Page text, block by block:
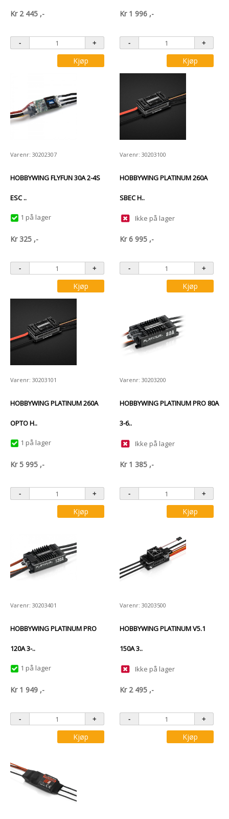
Kr 2 445 ,-
Kjøp
Kr 1 996 ,-
Kjøp
Varenr: 30202307
HOBBYWING FLYFUN 30A 2-4S
ESC ..
1 på lager
Kr325 ,-
Kjøp
Varenr: 30203100
HOBBYWING PLATINUM 260A
SBEC H..
Ikke på lager
Kr6 995 ,-
Kjøp
Varenr: 30203101
HOBBYWING PLATINUM 260A
OPTO H..
1 på lager
Kr5 995 ,-
Kjøp
Varenr: 30203200
HOBBYWING PLATINUM PRO 80A
3-6..
Ikke på lager
Kr 1 385 ,-
Kjøp
Varenr: 30203401
HOBBYWING PLATINUM PRO
120A 3-..
1 på lager
Kr 1 949 ,-
Kjøp
Varenr: 30203500
HOBBYWING PLATINUM V5.1
150A 3..
Ikke på lager
Kr 2 495 ,-
Kjøp